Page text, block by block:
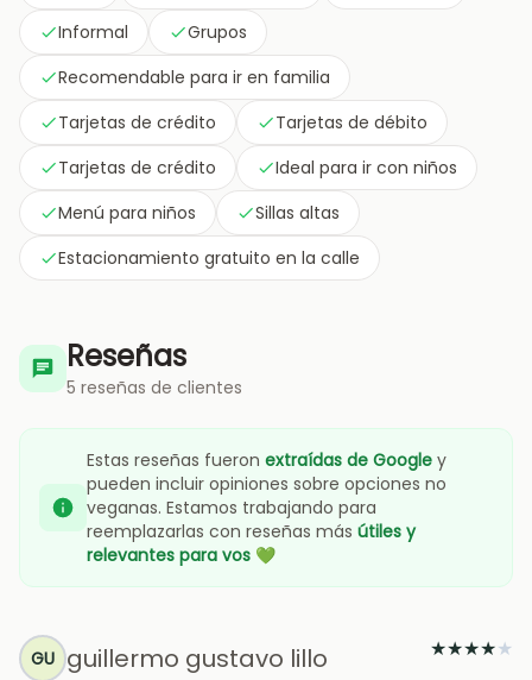
Informal
Grupos
Recomendable para ir en familia
Tarjetas de crédito
Tarjetas de débito
Tarjetas de crédito
Ideal para ir con niños
Menú para niños
Sillas altas
Estacionamiento gratuito en la calle
Reseñas
5 reseñas de clientes
Estas reseñas fueron extraídas de Google y
pueden incluir opiniones sobre opciones no
veganas. Estamos trabajando para
reemplazarlas con reseñas más útiles y
relevantes para vos 💚
GU guillermo gustavo lillo ★★★★★